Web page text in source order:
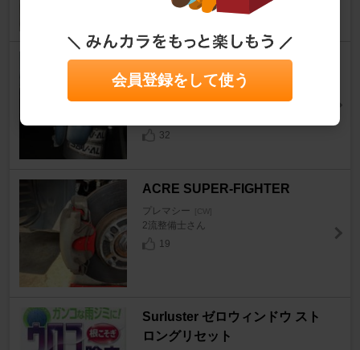
SEV / ダブリュ・エフ・エヌ S
EV AL typeR
プレマシー [CW]
32
ACRE SUPER-FIGHTER
プレマシー [CW]
2流整備士さん
19
Surluster ゼロウィンドウ スト
ロングリセット
会員登録をして使う